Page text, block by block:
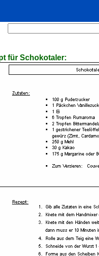
für Schokotaler: